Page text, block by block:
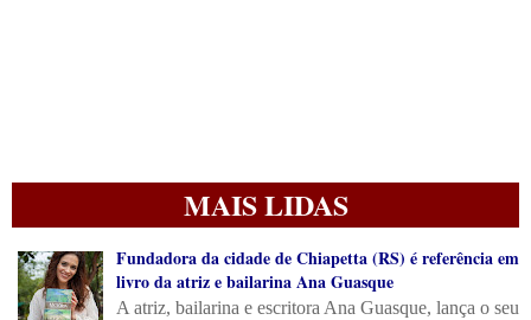
MAIS LIDAS
Fundadora da cidade de Chiapetta (RS) é referência em
livro da atriz e bailarina Ana Guasque
A atriz, bailarina e escritora Ana Guasque, lança o seu